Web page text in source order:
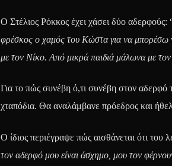
Ο Στέλιος Ρόκκος έχει χάσει δύο αδερφούς:
φρέσκος ο χαμός του Κώστα για να μπορέσω
με τον Νίκο. Από μικρά παιδιά μάλωνα με
Για το πώς συνέβη ό,τι συνέβη στον αδερφό
χταπόδια. Θα αναλάμβανε πρόεδρος και
Ο ίδιος περιέγραψε πώς αισθάνεται ότι του
τον αδερφό μου είναι άσχημο, μου τον